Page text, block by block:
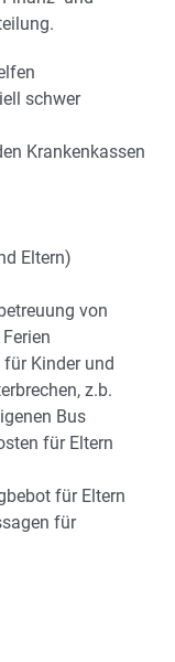
schwer
Krankenkassen
Eltern)
von
für Kinder und
z.b.
Bus
für Eltern
für Eltern
für